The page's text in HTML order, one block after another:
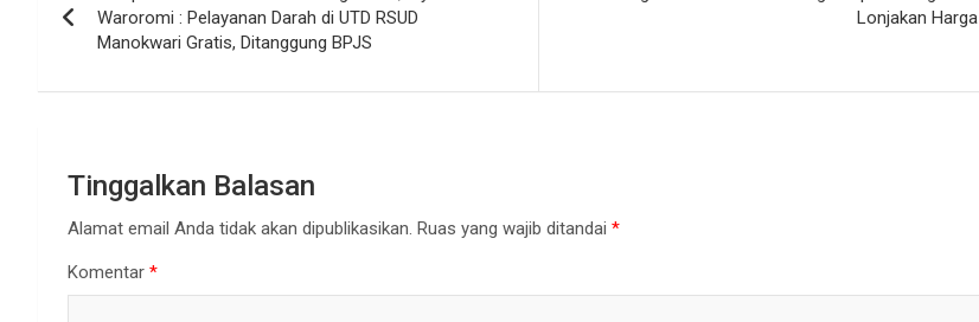
posWaroromi : Pelayanan Darah di UTD RSUD
Manokwari Gratis, Ditanggung BPJS
Lonjakan Harga
Tinggalkan Balasan
Alamat email Anda tidak akan dipublikasikan. Ruas yang wajib ditandai *
Komentar *